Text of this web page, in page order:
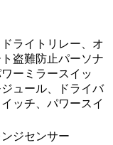
ライトリレー、オ
盗難防止パーソナ
ーミラースイッ
ュール、ドライバ
ッチ、パワースイ
ジセンサー